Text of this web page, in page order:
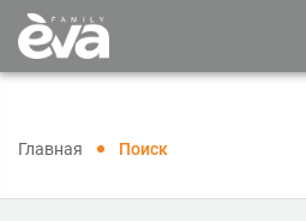
Главная Поиск